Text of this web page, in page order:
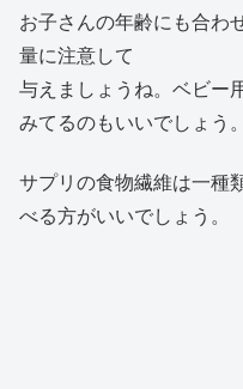
お子さんの年齢にも合わ
量に注意して
与えましょうね。ベビー
みてるのもいいでしょう。
サプリの食物繊維は一種
べる方がいいでしょう。